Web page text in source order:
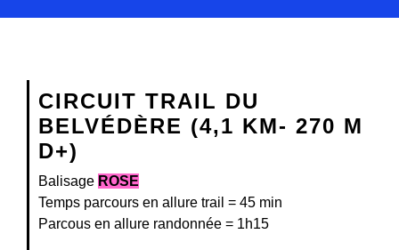
CIRCUIT TRAIL DU
BELVÉDÈRE (4,1 KM- 270 M
D+)
Balisage ROSE
Temps parcours en allure trail = 45 min
Parcous en allure randonnée = 1h15